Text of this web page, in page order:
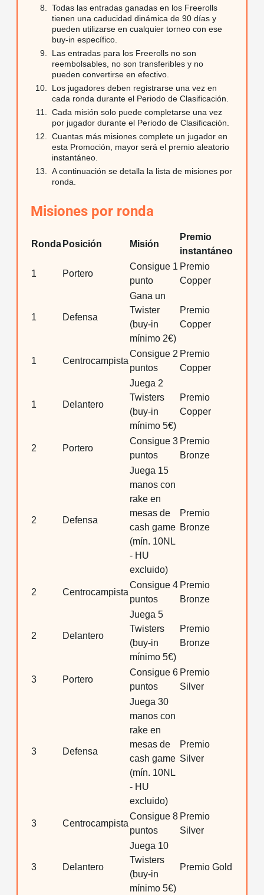
Todas las entradas ganadas en los Freerolls
tienen una caducidad dinámica de 90 días y
pueden utilizarse en cualquier torneo con ese
buy-in específico.
Las entradas para los Freerolls no son
reembolsables, no son transferibles y no
pueden convertirse en efectivo.
Los jugadores deben registrarse una vez en
cada ronda durante el Periodo de Clasificación.
Cada misión solo puede completarse una vez
por jugador durante el Periodo de Clasificación.
Cuantas más misiones complete un jugador en
esta Promoción, mayor será el premio aleatorio
instantáneo.
A continuación se detalla la lista de misiones por
ronda.
Misiones por ronda
Ronda Posición Misión
Premio
instantáneo
1 Portero
Consigue 1
punto
Premio
Copper
1 Defensa
Gana un
Twister
(buy-in
mínimo 2€)
Premio
Copper
1 Centrocampista
Consigue 2
puntos
Premio
Copper
1 Delantero
Juega 2
Twisters
(buy-in
mínimo 5€)
Premio
Copper
2 Portero
Consigue 3
puntos
Premio
Bronze
2 Defensa
Juega 15
manos con
rake en
mesas de
cash game
(mín. 10NL
- HU
excluido)
Premio
Bronze
2 Centrocampista
Consigue 4
puntos
Premio
Bronze
2 Delantero
Juega 5
Twisters
(buy-in
mínimo 5€)
Premio
Bronze
3 Portero
Consigue 6
puntos
Premio
Silver
3 Defensa
Juega 30
manos con
rake en
mesas de
cash game
(mín. 10NL
- HU
excluido)
Premio
Silver
3 Centrocampista
Consigue 8
puntos
Premio
Silver
3 Delantero
Juega 10
Twisters
(buy-in
mínimo 5€)
Premio Gold